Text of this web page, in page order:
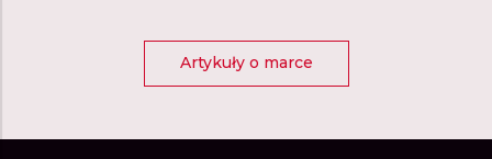
Artykuły o marce